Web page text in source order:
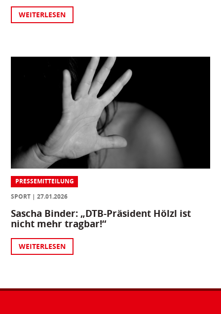
WEITERLESEN
PRESSEMITTEILUNG
SPORT
27.01.2026
Sascha Binder: „DTB-Präsident Hölzl ist
nicht mehr tragbar!“
WEITERLESEN